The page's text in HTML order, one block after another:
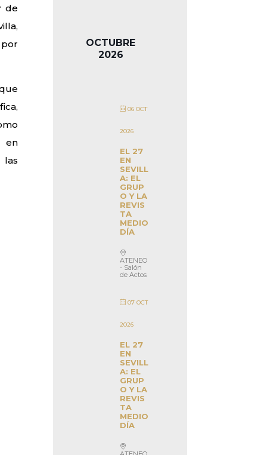
de
en
las
OCTUBRE
2026
06 OCT
2026
EL 27
EN
SEVILL
A: EL
GRUP
O Y LA
REVIS
TA
MEDIO
DÍA
ATENEO
- Salón
de Actos
07 OCT
2026
EL 27
EN
SEVILL
A: EL
GRUP
O Y LA
REVIS
TA
MEDIO
DÍA